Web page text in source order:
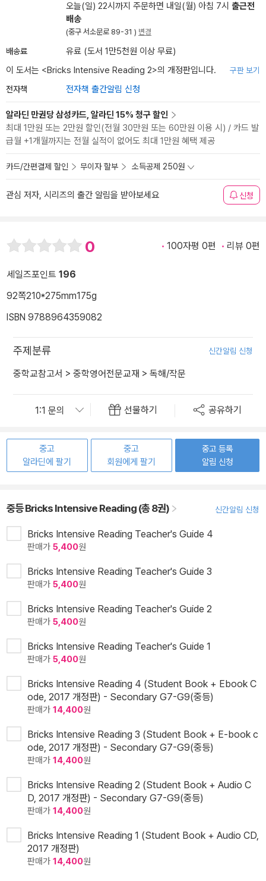
오늘(일) 22시까지 주문하면 내일(월) 아침 7시 출근전
배송
(중구 서소문로 89-31 ) 변경
배송료
유료 (도서 1만5천원 이상 무료)
이 도서는 <Bricks Intensive Reading 2>의 개정판입니다. 구판 보기
전자책 전자책 출간알림 신청
알라딘 만권당 삼성카드, 알라딘 15% 청구 할인
최대 1만원 또는 2만원 할인(전월 30만원 또는 60만원 이용 시) / 카드 발
급월 +1개월까지는 전월 실적이 없어도 최대 1만원 혜택 제공
카드/간편결제 할인 무이자 할부 소득공제 250원
관심 저자, 시리즈의 출간 알림을 받아보세요 신청
0 100자평 0편 리뷰 0편
세일즈포인트 196
92쪽210*275mm175g
ISBN 9788964359082
주제분류 신간알림 신청
중학교참고서 > 중학영어전문교재 > 독해/작문
선물하기 공유하기
중고
알라딘에 팔기
중고
회원에게 팔기
중고 등록
알림 신청
중등 Bricks Intensive Reading (총 8권) 신간알림 신청
Bricks Intensive Reading Teacher's Guide 4
판매가 5,400원
Bricks Intensive Reading Teacher's Guide 3
판매가 5,400원
Bricks Intensive Reading Teacher's Guide 2
판매가 5,400원
Bricks Intensive Reading Teacher's Guide 1
판매가 5,400원
Bricks Intensive Reading 4 (Student Book + Ebook C
ode, 2017 개정판) - Secondary G7-G9(중등)
판매가 14,400원
Bricks Intensive Reading 3 (Student Book + E-book c
ode, 2017 개정판) - Secondary G7-G9(중등)
판매가 14,400원
Bricks Intensive Reading 2 (Student Book + Audio C
D, 2017 개정판) - Secondary G7-G9(중등)
판매가 14,400원
Bricks Intensive Reading 1 (Student Book + Audio CD,
2017 개정판)
판매가 14,400원